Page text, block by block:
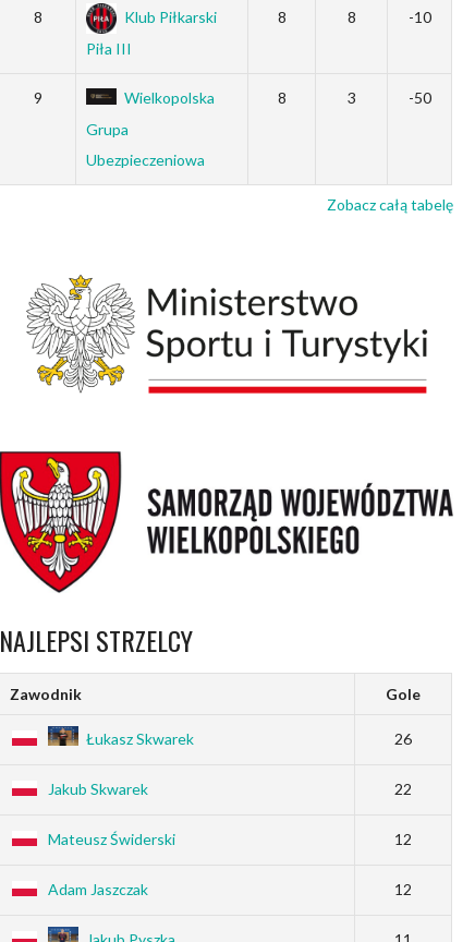
8
Klub Piłkarski
Piła III
8 8 -10
9
Wielkopolska
Grupa
Ubezpieczeniowa
8 3 -50
Zobacz całą tabelę
NAJLEPSI STRZELCY
Zawodnik Gole
Łukasz Skwarek 26
Jakub Skwarek 22
Mateusz Świderski 12
Adam Jaszczak 12